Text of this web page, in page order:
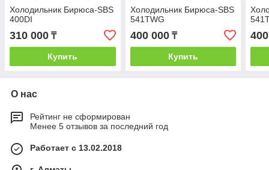
Холодильник Бирюса-SBS
400DI
310 000 ₸
Купить
Холодильник Бирюса-SBS
541TWG
400 000₸
Купить
О нас
Рейтинг не сформирован
Менее 5 отзывов за последний год
Работает с 13.02.2018